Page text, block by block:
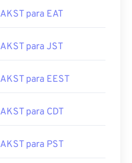
AKST para EAT
AKST para JST
AKST para EEST
AKST para CDT
AKST para PST